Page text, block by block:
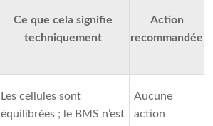
Ce que cela signifie
techniquement
Action
recommandée
Les cellules sont
équilibrées ; le BMS n’est
Aucune
action